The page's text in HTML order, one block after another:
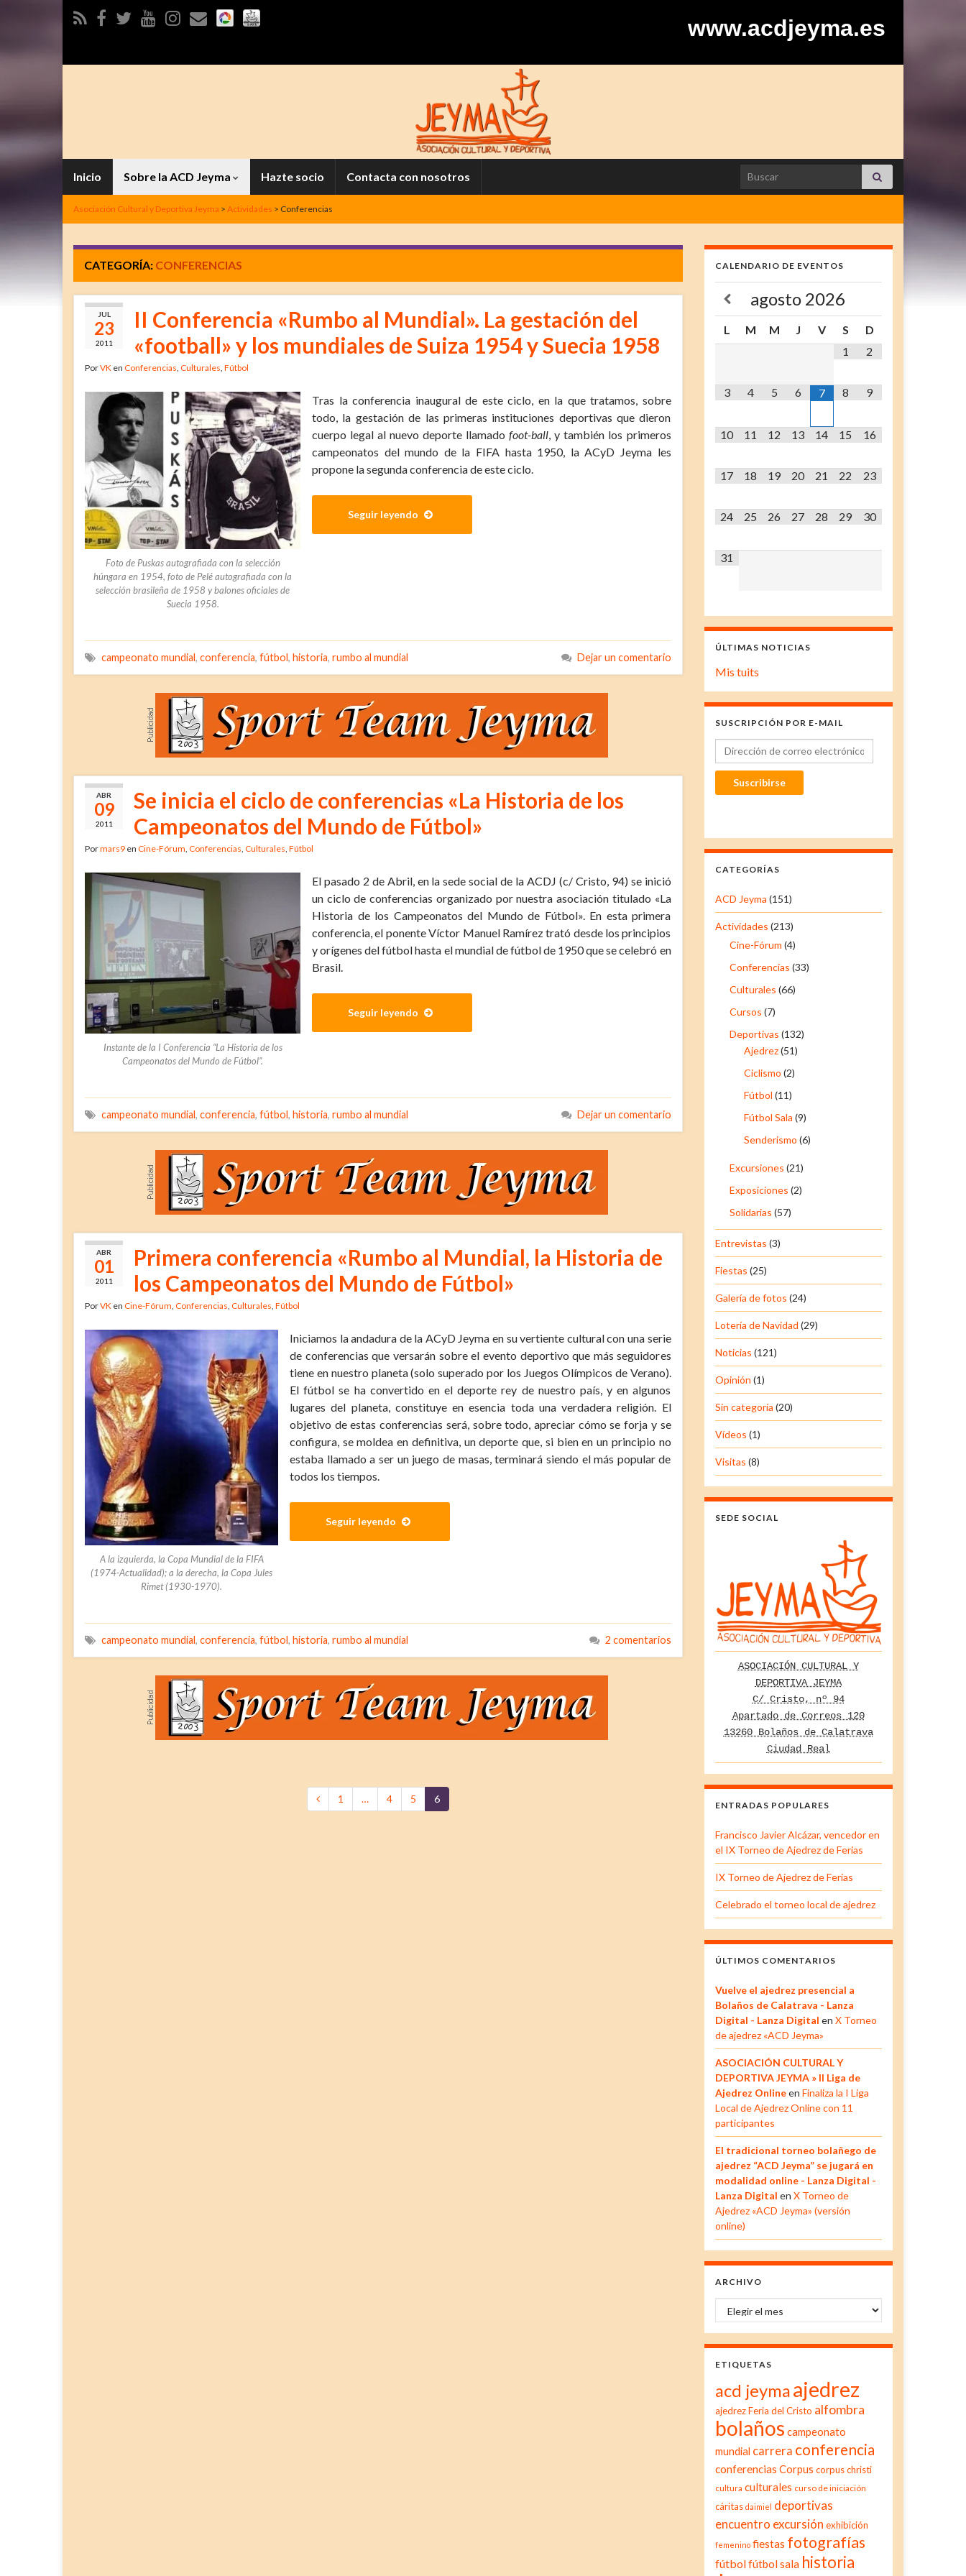
www.acdjeyma.es
Inicio Sobre la ACD Jeyma Hazte socio Contacta con nosotros Search for:
Asociación Cultural y Deportiva Jeyma > Actividades > Conferencias
CATEGORÍA: CONFERENCIAS
JUL
23
2011
II Conferencia «Rumbo al Mundial». La gestación del
«football» y los mundiales de Suiza 1954 y Suecia 1958
PorVK en Conferencias Culturales Fútbol
Foto de Puskas autografiada con la selección
húngara en 1954, foto de Pelé autografiada con la
selección brasileña de 1958 y balones oficiales de
Suecia 1958.
Tras la conferencia inaugural de este ciclo, en la que tratamos, sobre
todo, la gestación de las primeras instituciones deportivas que dieron
cuerpo legal al nuevo deporte llamadofoot-ball , y también los primeros
campeonatos del mundo de la FIFA hasta 1950, la ACyD Jeyma les
propone la segunda conferencia de este ciclo.
Seguir leyendo
campeonato mundial, conferencia, fútbol, historia, rumbo al mundial Dejar un comentario
ABR
09
2011
Se inicia el ciclo de conferencias «La Historia de los
Campeonatos del Mundo de Fútbol»
Pormars9 en Cine-Fórum Conferencias Culturales Fútbol
Instante de la I Conferencia “La Historia de los
Campeonatos del Mundo de Fútbol”.
El pasado 2 de Abril, en la sede social de la ACDJ (c/ Cristo, 94) se inició
un ciclo de conferencias organizado por nuestra asociación titulado «La
Historia de los Campeonatos del Mundo de Fútbol». En esta primera
conferencia, el ponente Víctor Manuel Ramírez trató desde los principios
y orígenes del fútbol hasta el mundial de fútbol de 1950 que se celebró en
Brasil.
Seguir leyendo
campeonato mundial, conferencia, fútbol, historia, rumbo al mundial Dejar un comentario
ABR
01
2011
Primera conferencia «Rumbo al Mundial, la Historia de
los Campeonatos del Mundo de Fútbol»
PorVK en Cine-Fórum Conferencias Culturales Fútbol
A la izquierda, la Copa Mundial de la FIFA
(1974-Actualidad); a la derecha, la Copa Jules
Rimet (1930-1970).
Iniciamos la andadura de la ACyD Jeyma en su vertiente cultural con una serie
de conferencias que versarán sobre el evento deportivo que más seguidores
tiene en nuestro planeta (solo superado por los Juegos Olímpicos de Verano).
El fútbol se ha convertido en el deporte rey de nuestro país, y en algunos
lugares del planeta, constituye en esencia toda una verdadera religión. El
objetivo de estas conferencias será, sobre todo, apreciar cómo se forja y se
configura, se moldea en definitiva, un deporte que, si bien en un principio no
estaba llamado a ser un juego de masas, terminará siendo el más popular de
todos los tiempos.
Seguir leyendo
campeonato mundial, conferencia, fútbol, historia, rumbo al mundial 2 comentarios
1 … 4 5 6
CALENDARIO DE EVENTOS
agosto 2026
L M M J V S
D
1
2
3 4 5 6 7 8 9
10 11 12 13 14 15 16
17 18 19 20 21 22 23
24 25 26 27 28 29 30
31
ÚLTIMAS NOTICIAS
Mis tuits
SUSCRIPCIÓN POR E-MAIL
Dirección de correo electrónico
Suscribirse
CATEGORÍAS
ACD Jeyma (151)
Actividades (213)
Cine-Fórum (4)
Conferencias (33)
Culturales (66)
Cursos (7)
Deportivas (132)
Ajedrez(51)
Ciclismo (2)
Fútbol (11)
Fútbol Sala (9)
Senderismo (6)
Excursiones (21)
Exposiciones (2)
Solidarias (57)
Entrevistas (3)
Fiestas (25)
Galería de fotos (24)
Lotería de Navidad (29)
Noticias (121)
Opinión (1)
Sin categoría (20)
Vídeos (1)
Visitas (8)
SEDE SOCIAL
ASOCIACIÓN CULTURAL Y
DEPORTIVA JEYMA
C/ Cristo, nº 94
Apartado de Correos 120
13260 Bolaños de Calatrava
Ciudad Real
ENTRADAS POPULARES
Francisco Javier Alcázar, vencedor en
el IX Torneo de Ajedrez de Ferias
IX Torneo de Ajedrez de Ferias
Celebrado el torneo local de ajedrez
ÚLTIMOS COMENTARIOS
Vuelve el ajedrez presencial a
Bolaños de Calatrava - Lanza
Digital - Lanza Digital en X Torneo
de ajedrez «ACD Jeyma»
ASOCIACIÓN CULTURAL Y
DEPORTIVA JEYMA » II Liga de
Ajedrez Onlineen Finaliza la I Liga
Local de Ajedrez Online con 11
participantes
El tradicional torneo bolañego de
ajedrez “ACD Jeyma” se jugará en
modalidad online - Lanza Digital -
Lanza Digital en X Torneo de
Ajedrez «ACD Jeyma» (versión
online)
ARCHIVO
Archivo
ETIQUETAS
acd jeymaajedrez
ajedrez Feria del Cristo alfombra
bolaños campeonato
mundial carrera conferencia
conferencias Corpus corpus christi
cultura culturales curso de iniciación
cáritas daimiel deportivas
encuentro excursión exhibición
femenino fiestas fotografías
fútbolfútbol sala historia